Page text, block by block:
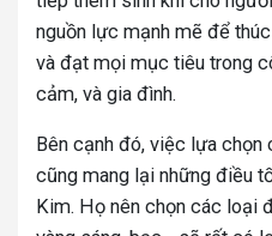
nguồn lực mạnh mẽ để
và đạt mọi mục tiêu trong
cảm, và gia đình.
Bên cạnh đó, việc lựa
cũng mang lại những điều
Kim. Họ nên chọn các loại